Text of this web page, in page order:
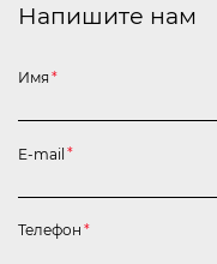
Напишите нам
Имя *
E-mail *
Телефон *